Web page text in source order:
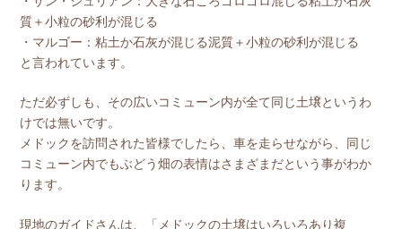
質＋小粒の砂利が混じる
・マルゴー：粘土か石灰が混じる泥質＋小粒の砂利が混じる
と言われています。
ただ必ずしも、その広いコミューン内が全て同じ土壌というわ
けでは無いです。
メドックを訪問された皆様でしたら、車を走らせながら、同じ
コミューン内でもぶどう畑の表情はさまざまだという事がわか
ります。
現地のガイドさんは、「メドックの土壌はいろいろあり複